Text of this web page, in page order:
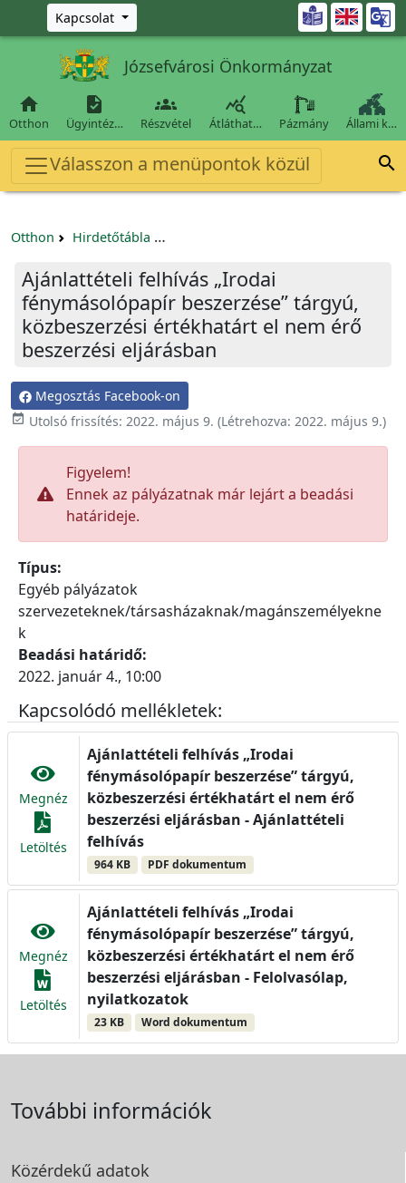
Ugrás a fő tartalomra
Kapcsolat 
Józsefvárosi Önkormányzat

Otthon

Ügyintéz…

Részvétel

Átláthat… Pázmány Állami k…
Válasszon a menüpontok közül 
Otthon Hirdetőtábla
Ajánlattételi felhívás „Irodai
fénymásolópapír beszerzése” tárgyú,
közbeszerzési értékhatárt el nem érő
beszerzési eljárásban
Megosztás Facebook-on
 Utolsó frissítés: 2022. május 9. (Létrehozva: 2022. május 9.)
Figyelem!
Ennek az pályázatnak már lejárt a beadási
határideje.
Típus:
Egyéb pályázatok
szervezeteknek/társasházaknak/magánszemélyekne
k
Beadási határidő:
2022. január 4., 10:00
Kapcsolódó mellékletek:
Megnéz
Letöltés
Ajánlattételi felhívás „Irodai
fénymásolópapír beszerzése” tárgyú,
közbeszerzési értékhatárt el nem érő
beszerzési eljárásban - Ajánlattételi
felhívás
964 KB PDF dokumentum
Megnéz
Letöltés
Ajánlattételi felhívás „Irodai
fénymásolópapír beszerzése” tárgyú,
közbeszerzési értékhatárt el nem érő
beszerzési eljárásban - Felolvasólap,
nyilatkozatok
23 KB Word dokumentum
További információk
Közérdekű adatok